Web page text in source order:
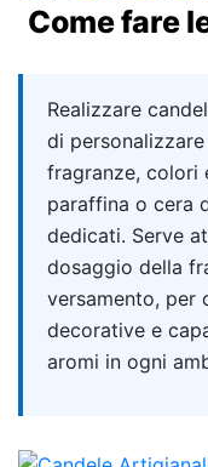
Come fare
Quick
Realizzare
di
fragranze, colori
paraffina o cera
dedicati. Serve
dosaggio della
versamento, per
decorative e
aromi in ogni